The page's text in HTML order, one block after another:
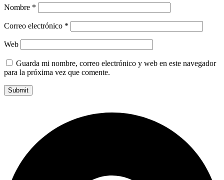
Nombre *
Correo electrónico *
Web
Guarda mi nombre, correo electrónico y web en este navegador
para la próxima vez que comente.